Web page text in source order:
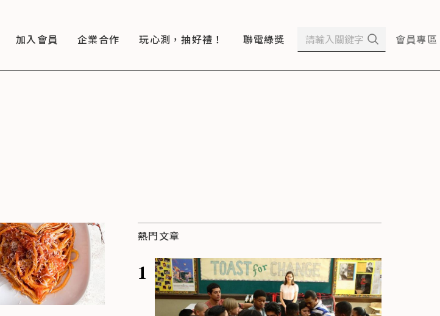
加入會員 企業合作 玩心測，抽好禮！ 聯電綠獎 會員專區
熱門文章
1